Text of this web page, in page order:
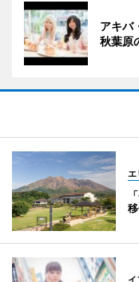
アキバ
秋葉原
エ
イ